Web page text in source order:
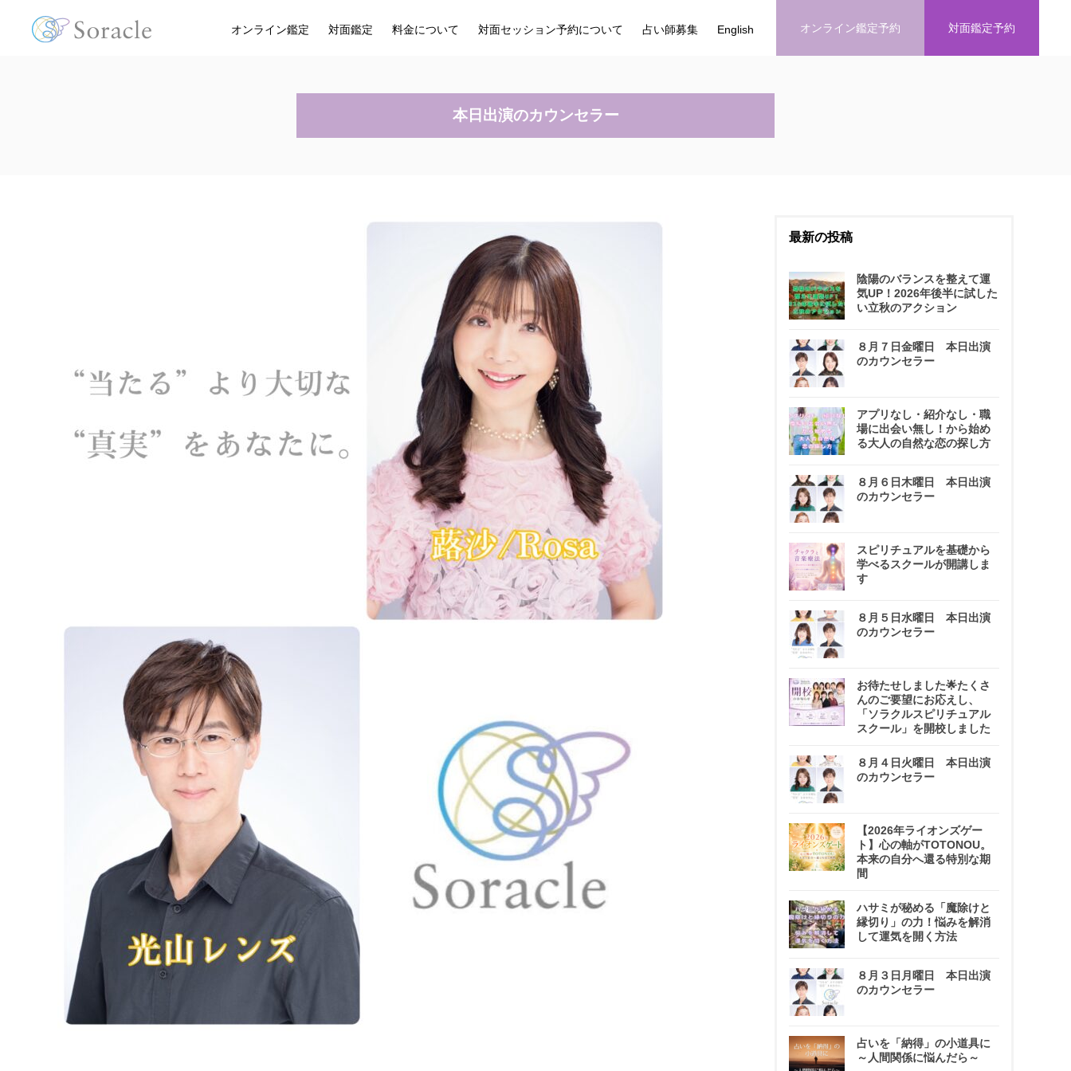
オンライン鑑定 対面鑑定 料金について 対面セッション予約について 占い師募集 English オンライン鑑定予約 対面鑑定予約
本日出演のカウンセラー
最新の投稿
陰陽のバランスを整えて運
気UP！2026年後半に試した
い立秋のアクション
８月７日金曜日 本日出演
のカウンセラー
アプリなし・紹介なし・職
場に出会い無し！から始め
る大人の自然な恋の探し方
８月６日木曜日 本日出演
のカウンセラー
スピリチュアルを基礎から
学べるスクールが開講しま
す
８月５日水曜日 本日出演
のカウンセラー
お待たせしました🌟たくさ
んのご要望にお応えし、
「ソラクルスピリチュアル
スクール」を開校しました
８月４日火曜日 本日出演
のカウンセラー
【2026年ライオンズゲー
ト】心の軸がTOTONOU。
本来の自分へ還る特別な期
間
ハサミが秘める「魔除けと
縁切り」の力！悩みを解消
して運気を開く方法
８月３日月曜日 本日出演
のカウンセラー
占いを「納得」の小道具に
～人間関係に悩んだら～